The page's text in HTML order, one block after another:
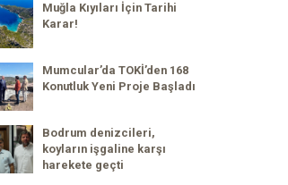
Muğla Kıyıları İçin Tarihi
Karar!
Mumcular’da TOKİ’den 168
Konutluk Yeni Proje Başladı
Bodrum denizcileri,
koyların işgaline karşı
harekete geçti